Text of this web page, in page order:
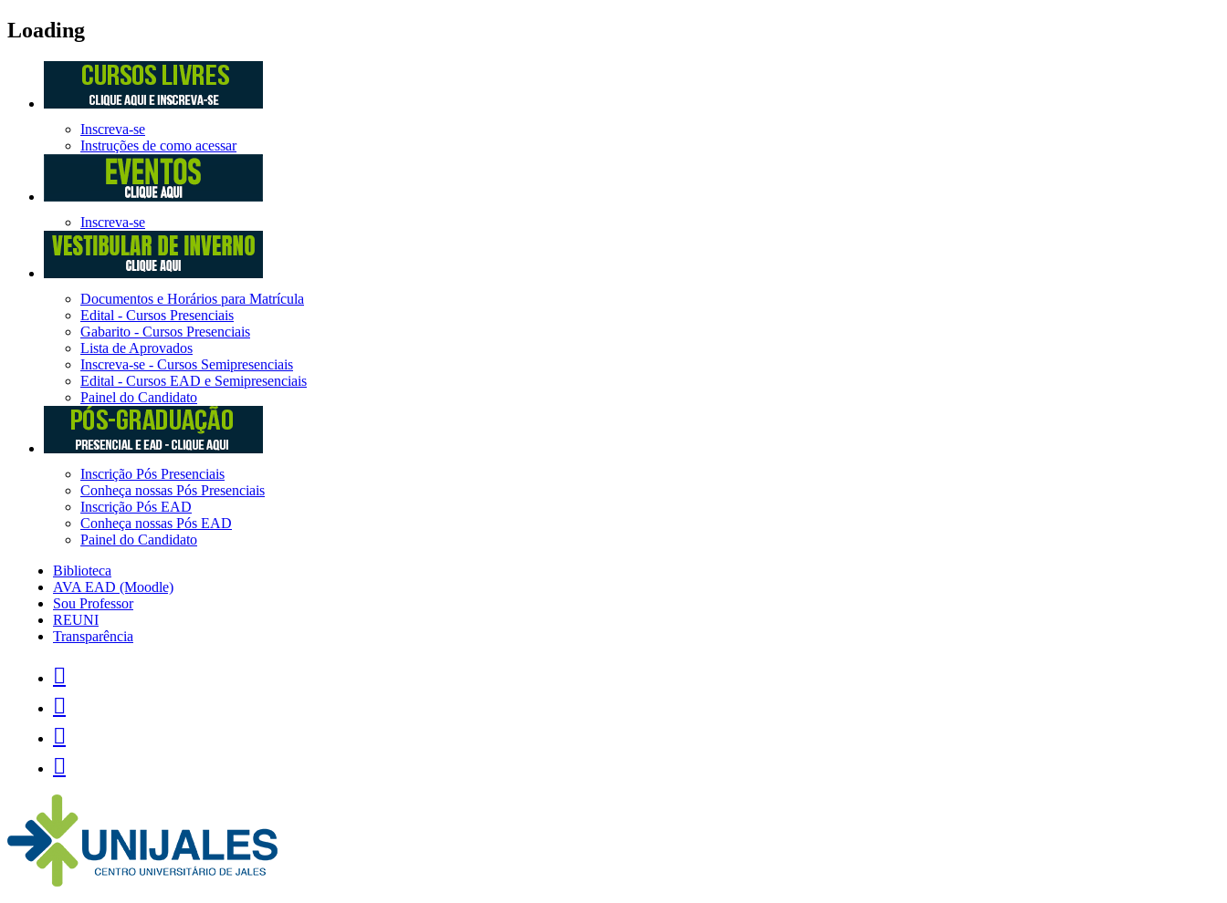
Loading
Inscreva-se
Instruções de como acessar
Inscreva-se
Documentos e Horários para Matrícula
Edital - Cursos Presenciais
Gabarito - Cursos Presenciais
Lista de Aprovados
Inscreva-se - Cursos Semipresenciais
Edital - Cursos EAD e Semipresenciais
Painel do Candidato
Inscrição Pós Presenciais
Conheça nossas Pós Presenciais
Inscrição Pós EAD
Conheça nossas Pós EAD
Painel do Candidato
Biblioteca
AVA EAD (Moodle)
Sou Professor
REUNI
Transparência



